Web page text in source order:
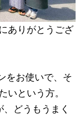
ありがとうござ
お使いで、そ
いという方。
どうもうまく